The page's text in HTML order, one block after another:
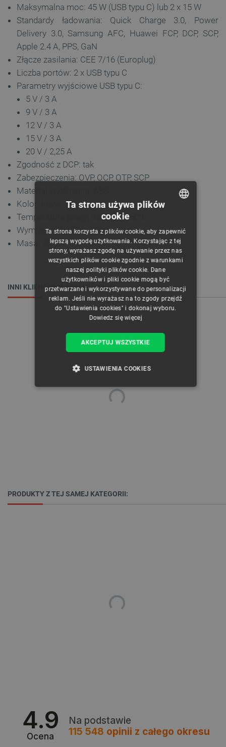
Maksymalna moc: 45 W (USB typu C) lub 2 x 15 W
Standardy ładowania: Quick Charge 3.0, Power
Delivery 3.0, Samsung AFC, Huawei FCP, DCP, SCP,
Apple 2.4 A, PPS, GaN
Złącze zasilania: CEE 7/16 (Europlug)
Liczba portów: 2 x USB typu C
Parametry wyjściowe USB typu C:
5 V / 3 A
9 V / 3 A
12 V / 3 A
15 V / 3 A
20 V / 2,25 A
Zgodność z DCP: tak
Zabezpieczenia: OVP, OCP, OTP, SCP
Materiał wykonania: ABS
Kolor: biały
Temperatura pracy: od 5°C do 50°C
Wymiary: 87 x 37 x 34 mm
Masa: 70 g
INNI KLIENCI OGLĄDALI RÓWNIEŻ:
PRODUKTY Z TEJ SAMEJ KATEGORII:
4.9
Ocena
Na podstawie
115 548 opinii z całego okresu
CZECH
ENGLISH
GERMAN
Ta strona używa plików
cookie
Ta strona korzysta z plików cookie, aby zapewnić
lepszą wygodę użytkowania. Korzystając z tej
strony, wyrażasz zgodę na używanie przez nas
wszystkich plików cookie zgodnie z warunkami
naszej polityki plików cookie. Dane
użytkowników i pliki cookie mogą być
przetwarzane i wykorzystywane do personalizacji
reklam. Jeśli nie wyrażasz na to zgody przejdź
do "Ustawienia cookies" i dokonaj wyboru.
Dowiedz się więcej
AKCEPTUJ WSZYSTKIE
USTAWIENIA COOKIES
Polityce prywatności Google